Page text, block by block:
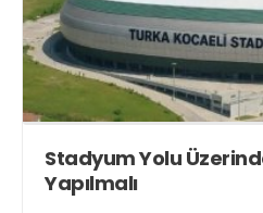
Stadyum Yolu
Yapılmalı